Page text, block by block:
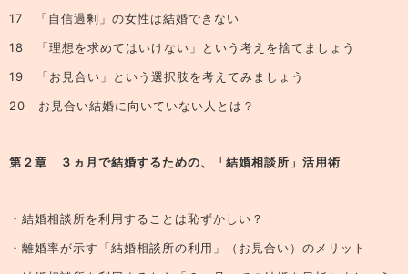
17 「自信過剰」の女性は結婚できない
18 「理想を求めてはいけない」という考えを捨てましょう
19 「お見合い」という選択肢を考えてみましょう
20 お見合い結婚に向いていない人とは？
第２章 ３ヵ月で結婚するための、「結婚相談所」活用術
・結婚相談所を利用することは恥ずかしい？
・離婚率が示す「結婚相談所の利用」（お見合い）のメリット